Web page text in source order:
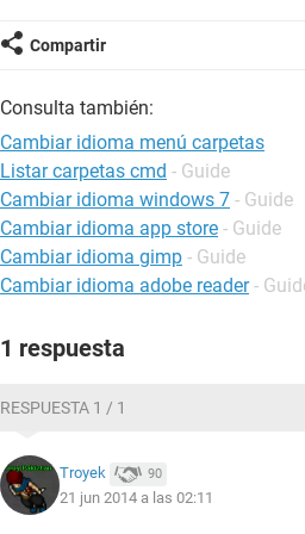
Compartir
Consulta también:
Cambiar idioma menú carpetas
Listar carpetas cmd - Guide
Cambiar idioma windows 7 - Guide
Cambiar idioma app store - Guide
Cambiar idioma gimp - Guide
Cambiar idioma adobe reader -
1 respuesta
RESPUESTA 1 / 1
Troyek 90
21 jun 2014 a las 02:11